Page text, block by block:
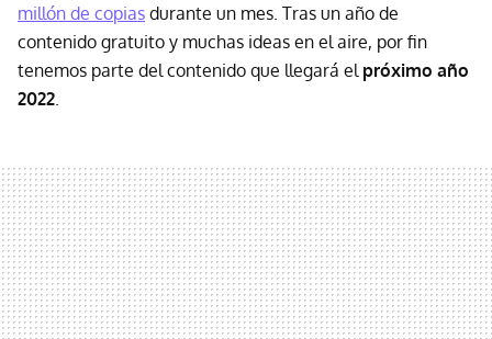
millón de copias durante un mes. Tras un año de
contenido gratuito y muchas ideas en el aire, por fin
tenemos parte del contenido que llegará el próximo año
2022